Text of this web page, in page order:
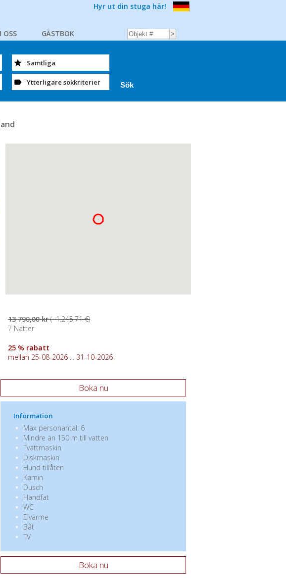
OSS GÄSTBOK
Hyr ut din stuga här!
Samtliga
Ytterligare sökkriterier
13 790,00 kr(~1.245,71 €)
7 Nätter
25 % rabatt
mellan 25-08-2026 ... 31-10-2026
Boka nu
Information
Max personantal: 6
Mindre än 150 m till vatten
Tvättmaskin
Diskmaskin
Hund tillåten
Kamin
Dusch
Handfat
WC
Elvärme
Båt
TV
Boka nu